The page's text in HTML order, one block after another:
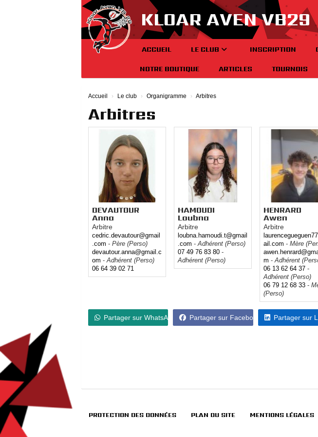
KLOAR AVEN VB29
ACCUEIL LE CLUB INSCRIPTION
NOTRE BOUTIQUE
ARTICLES TOURNOIS
Accueil Le club Organigramme Arbitres
Arbitres
DEVAUTOUR
Anna
Arbitre
cedric.devautour@gmail
.com - Père (Perso)
devautour.anna@gmail.c
om -Adhérent (Perso)
06 64 39 02 71
HAMOUDI
Loubna
Arbitre
loubna.hamoudi.t@gmail
.com -Adhérent (Perso)
07 49 76 83 80 -
Adhérent (Perso)
HENRARD
Awen
Arbitre
ail.com - Mère
m -Adhérent
06 13 62 64 37 -
Adhérent (Perso)
06 79 12 68 33 -
(Perso)
Partager sur WhatsApp Partager sur Facebook Partager sur
PROTECTION DES DONNÉES PLAN DU SITE MENTIONS LÉGALES
Panneau de gestion des cookies